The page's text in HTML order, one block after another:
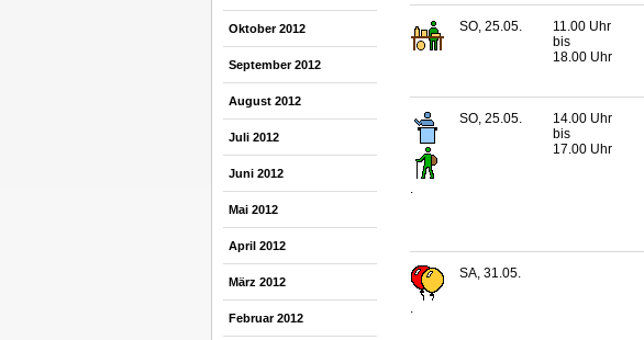
Oktober 2012
September 2012
August 2012
Juli 2012
Juni 2012
Mai 2012
April 2012
März 2012
Februar 2012
SO, 25.05.
11.00 Uhr
bis
18.00 Uhr
.
SO, 25.05.
14.00 Uhr
bis
17.00 Uhr
.
SA, 31.05.